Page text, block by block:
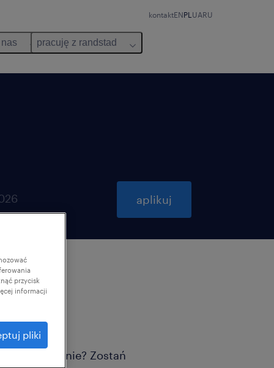
kontaktENPL UARU
nas pracuję z randstad
aplikuj
ma znaczenie? Zostań
przycisk
informacji
pliki